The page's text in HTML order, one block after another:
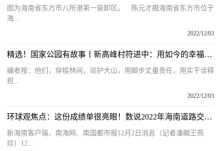
图为海南省东方市八所港第一装卸区。 陈元才摄海南省东方市位于
海...
2022/12/03
精选！国家公园有故事丨新高峰村符进中：用如今的幸福弥补曾经的遗憾
编者按：他们，穿梭林间，巡护大山，用脚步丈量责任，用实干诠释
担...
2022/12/03
环球观焦点：这份成绩单很亮眼！数说2022年海南道路交通安全管理工作成效
新海南客户端、南海网、南国都市报12月2日消息（记者潘頔王燕
珍）12...